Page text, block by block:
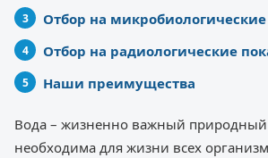
Отбор на микробиологические
Отбор на радиологические
Наши преимущества
Вода – жизненно важный природный
необходима для жизни всех